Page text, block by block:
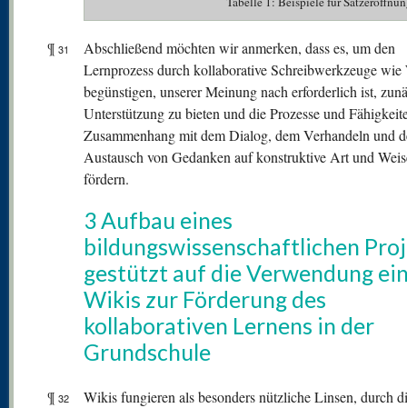
¶ 31
Abschließend möchten wir anmerken, dass es, um den
Lernprozess durch kollaborative Schreibwerkzeuge
begünstigen, unserer Meinung nach erforderlich ist,
Unterstützung zu bieten und die Prozesse und
Zusammenhang mit dem Dialog, dem Verhandeln und
Austausch von Gedanken auf konstruktive Art und
fördern.
3 Aufbau eines
bildungswissenschaftlichen
gestützt auf die Verwendung
Wikis zur Förderung des
kollaborativen Lernens in der
Grundschule
¶ 32
Wikis fungieren als besonders nützliche Linsen, durch